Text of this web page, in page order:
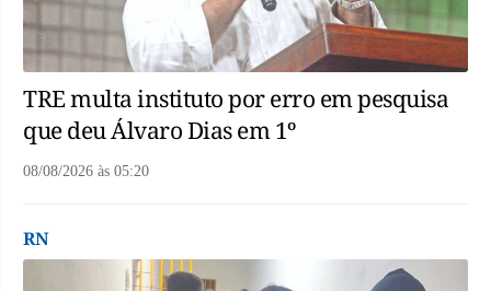
TRE multa instituto por erro em pesquisa
que deu Álvaro Dias em 1º
08/08/2026 às 05:20
RN